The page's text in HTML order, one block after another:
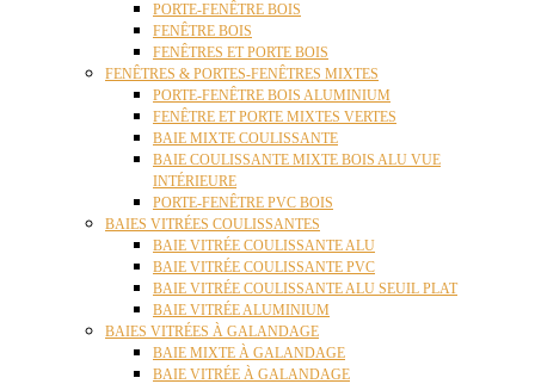
PORTE-FENÊTRE BOIS
FENÊTRE BOIS
FENÊTRES ET PORTE BOIS
FENÊTRES & PORTES-FENÊTRES MIXTES
PORTE-FENÊTRE BOIS ALUMINIUM
FENÊTRE ET PORTE MIXTES VERTES
BAIE MIXTE COULISSANTE
BAIE COULISSANTE MIXTE BOIS ALU VUE
INTÉRIEURE
PORTE-FENÊTRE PVC BOIS
BAIES VITRÉES COULISSANTES
BAIE VITRÉE COULISSANTE ALU
BAIE VITRÉE COULISSANTE PVC
BAIE VITRÉE COULISSANTE ALU SEUIL PLAT
BAIE VITRÉE ALUMINIUM
BAIES VITRÉES À GALANDAGE
BAIE MIXTE À GALANDAGE
BAIE VITRÉE À GALANDAGE